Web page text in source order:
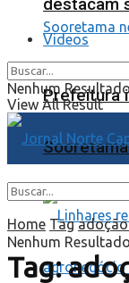
Prefeitura
destacam
Videos
Nenhum Resultado
View All Result
Nenhum Resultado
Home Tag
Tag: